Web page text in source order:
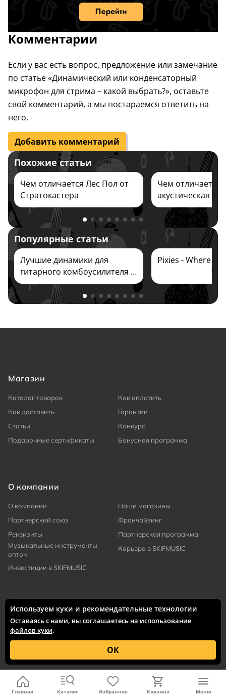
Главная Каталог Избранное Корзина Меню
Комментарии
Если у вас есть вопрос, предложение или замечание
по статье «Динамический или конденсаторный
микрофон для стрима – какой выбрать?», оставьте
свой комментарий, а мы постараемся ответить на
него.
Добавить комментарий
Похожие статьи
Чем отличается Лес Пол от
Стратокастера
Чем отличается
акустическая
классической
Популярные статьи
Лучшие динамики для
гитарного комбоусилителя и
кабинета 2026
Pixies - Where Is
Магазин
Каталог товаров
Как оплатить
Как доставить
Гарантии
Статьи
Конкурс
Подарочные сертификаты
Бонусная программа
О компании
О компании
Наши магазины
Партнерский союз
Франчайзинг
Реквизиты
Партнерская программа
Музыкальные инструменты
оптом
Карьера в SKIFMUSIC
Инвестиции в SKIFMUSIC
Поддержка
Оставить заявку
Персональные данные
Контактная информация
Используем куки и рекомендательные технологии
Оставаясь с нами, вы соглашаетесь на использование
файлов куки.
ОК